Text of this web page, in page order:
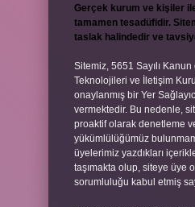
Gerçek kurum ve kişiler
tamamen tesadüfidir.
taslak halindedir ve
Sitemiz, 5651 Sayılı
Teknolojileri ve İletişim
onaylanmış bir Yer
vermektedir. Bu nedenle,
proaktif olarak denetleme
yükümlülüğümüz
üyelerimiz yazdıkları
taşımakta olup, siteye üye
sorumluluğu kabul etmiş